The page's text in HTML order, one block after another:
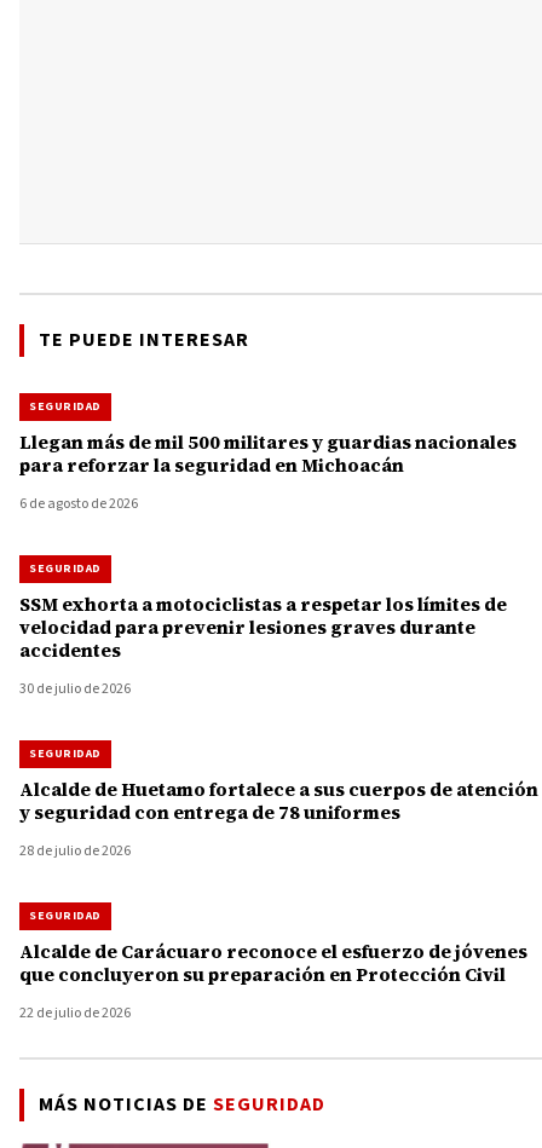
TE PUEDE INTERESAR
SEGURIDAD
Llegan más de mil 500 militares y guardias nacionales
para reforzar la seguridad en Michoacán
6 de agosto de 2026
SEGURIDAD
SSM exhorta a motociclistas a respetar los límites de
velocidad para prevenir lesiones graves durante
accidentes
30 de julio de 2026
SEGURIDAD
Alcalde de Huetamo fortalece a sus cuerpos de atención
y seguridad con entrega de 78 uniformes
28 de julio de 2026
SEGURIDAD
Alcalde de Carácuaro reconoce el esfuerzo de jóvenes
que concluyeron su preparación en Protección Civil
22 de julio de 2026
MÁS NOTICIAS DE SEGURIDAD